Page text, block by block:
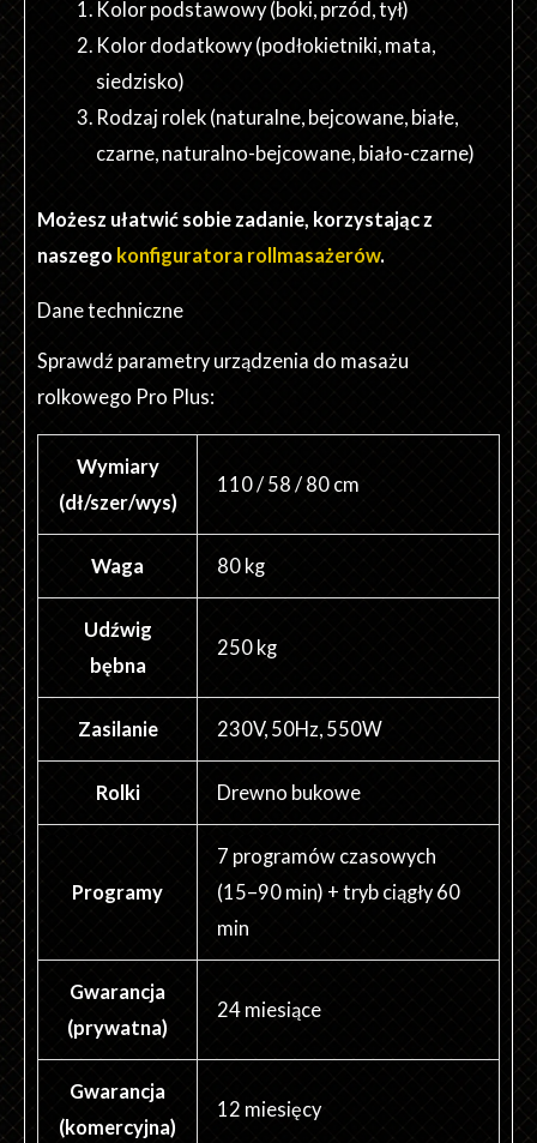
Kolor podstawowy (boki, przód, tył)
Kolor dodatkowy (podłokietniki, mata,
siedzisko)
Rodzaj rolek (naturalne, bejcowane, białe,
czarne, naturalno-bejcowane, biało-czarne)
Możesz ułatwić sobie zadanie, korzystając z
naszego konfiguratora rollmasażerów.
Dane techniczne
Sprawdź parametry urządzenia do masażu
rolkowego Pro Plus:
Wymiary
(dł/szer/wys)
110 / 58 / 80 cm
Waga 80 kg
Udźwig
bębna
250 kg
Zasilanie 230V, 50Hz, 550W
Rolki Drewno bukowe
Programy
7 programów czasowych
(15–90 min) + tryb ciągły 60
min
Gwarancja
(prywatna)
24 miesiące
Gwarancja
(komercyjna)
12 miesięcy